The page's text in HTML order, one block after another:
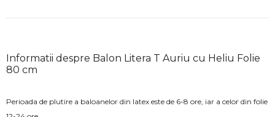
Informatii despre Balon Litera T Auriu cu Heliu Folie
80 cm
Perioada de plutire a baloanelor din latex este de 6-8 ore, iar a celor din folie